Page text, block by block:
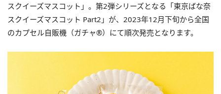
スクイーズマスコット」。第2弾シリーズとなる「東京ばな奈
スクイーズマスコット Part2」が、2023年12月下旬から全国
のカプセル自販機（ガチャ®）にて順次発売となります。